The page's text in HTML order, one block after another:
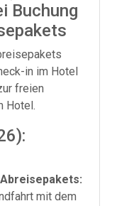
Buchung
in im Hotel
freien
Hotel.
mit dem